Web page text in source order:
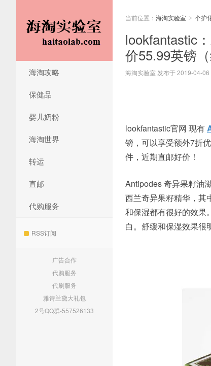
海淘攻略
保健品
婴儿奶粉
海淘世界
转运
直邮
代购服务
RSS订阅
广告合作
代购服务
代刷服务
雅诗兰黛大礼包
2号QQ群-557526133
当前位置： 海淘实验室 > 个护
lookfantastic
价55.99英镑（
海淘实验室 发布于 2019-04-06
lookfantastic官网 现有
镑，可以享受额外7折
件，近期直邮好价！
Antipodes 奇异果籽油
西兰奇异果籽精华，其
和保湿都有很好的效果
白。舒缓和保湿效果很